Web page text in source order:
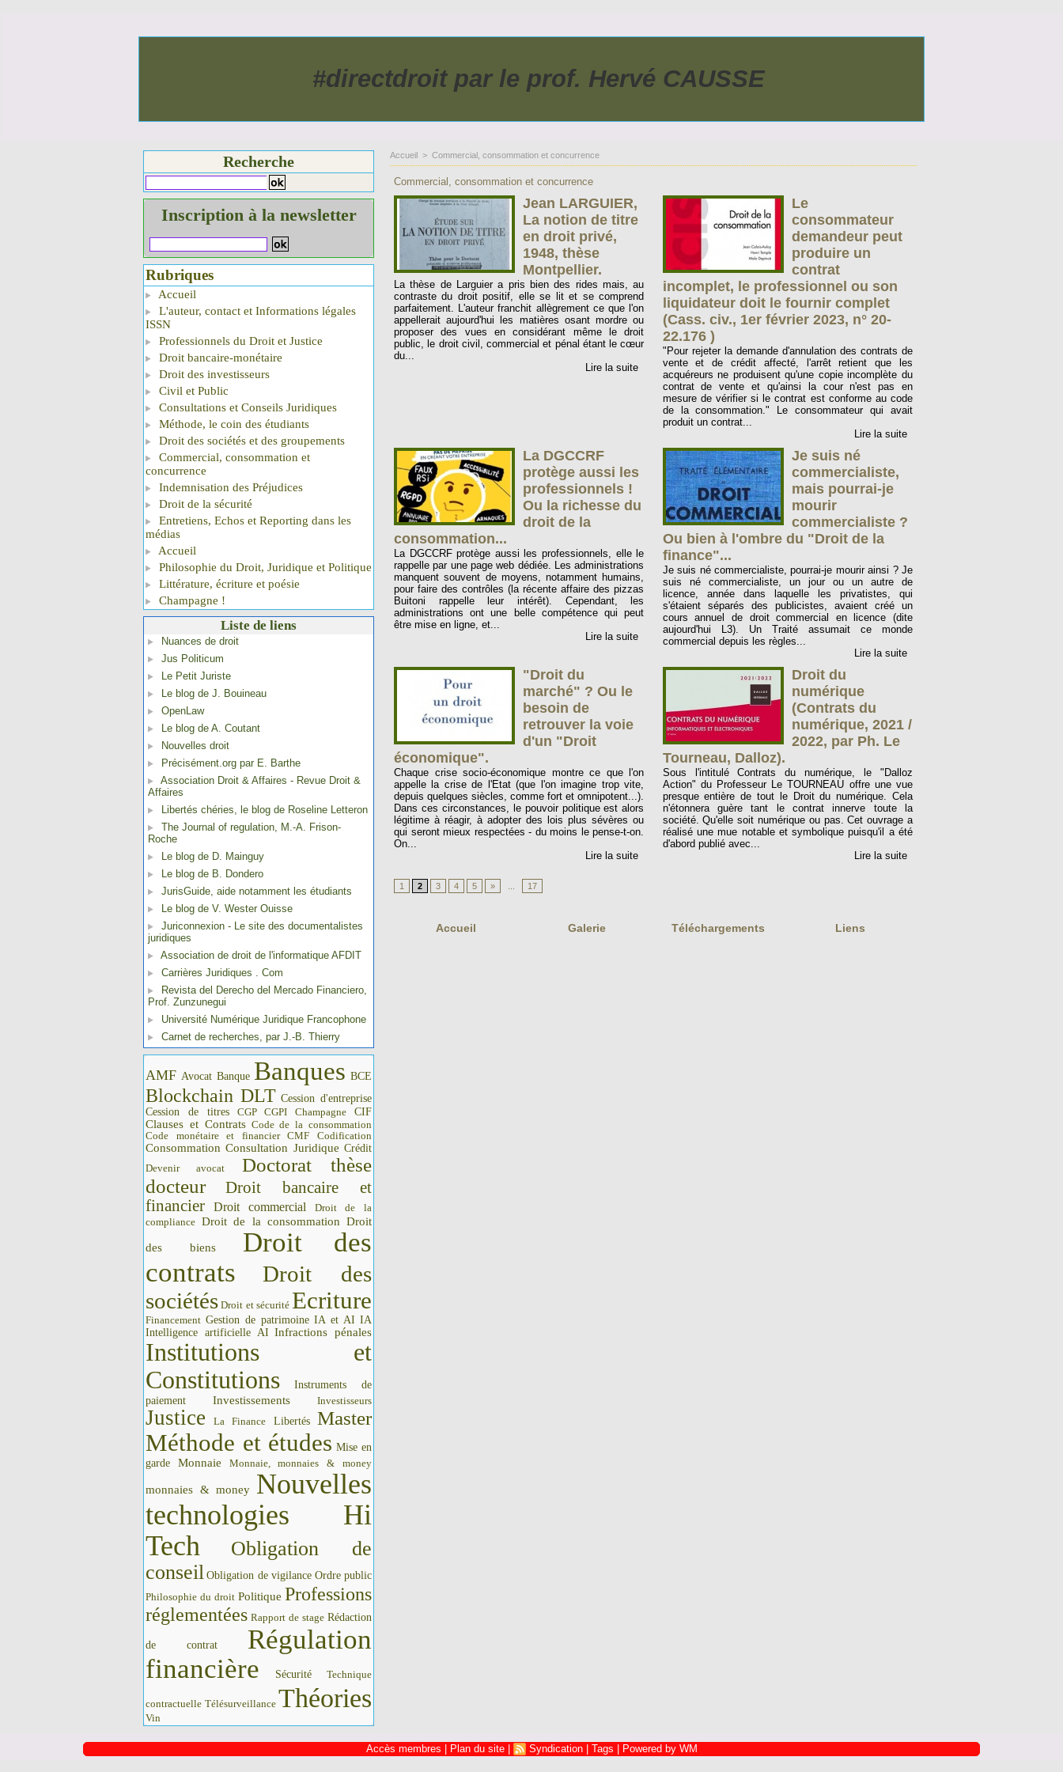
#directdroit par le prof. Hervé CAUSSE
Recherche
Inscription à la newsletter
Rubriques
Accueil
L'auteur, contact et Informations légales
ISSN
Professionnels du Droit et Justice
Droit bancaire-monétaire
Droit des investisseurs
Civil et Public
Consultations et Conseils Juridiques
Méthode, le coin des étudiants
Droit des sociétés et des groupements
Commercial, consommation et
concurrence
Indemnisation des Préjudices
Droit de la sécurité
Entretiens, Echos et Reporting dans les
médias
Accueil
Philosophie du Droit, Juridique et Politique
Littérature, écriture et poésie
Champagne !
Liste de liens
Nuances de droit
Jus Politicum
Le Petit Juriste
Le blog de J. Bouineau
OpenLaw
Le blog de A. Coutant
Nouvelles droit
Précisément.org par E. Barthe
Association Droit & Affaires - Revue Droit &
Affaires
Libertés chéries, le blog de Roseline Letteron
The Journal of regulation, M.-A. Frison-
Roche
Le blog de D. Mainguy
Le blog de B. Dondero
JurisGuide, aide notamment les étudiants
Le blog de V. Wester Ouisse
Juriconnexion - Le site des documentalistes
juridiques
Association de droit de l'informatique AFDIT
Carrières Juridiques . Com
Revista del Derecho del Mercado Financiero,
Prof. Zunzunegui
Université Numérique Juridique Francophone
Carnet de recherches, par J.-B. Thierry
AMF Avocat Banque Banques BCE
Blockchain DLT Cession d'entreprise
Cession de titres
CGP CGPI Champagne CIF
Clauses et Contrats Code de la consommation
Code monétaire et financier CMF
Codification
Consommation Consultation Juridique Crédit
Devenir avocat
Doctorat thèse
docteur
Droit bancaire et
financier
Droit commercial
Droit de la
compliance Droit de la consommation Droit
des biens
Droit des
contrats
Droit des
sociétés Droit et sécurité Ecriture
Financement Gestion de patrimoine IA et AI IA
Intelligence artificielle AI Infractions pénales
Institutions et
Constitutions
Instruments de
paiement
Investissements Investisseurs
Justice La Finance Libertés Master
Méthode et études Mise en
garde
Monnaie Monnaie, monnaies & money
monnaies & money Nouvelles
technologies Hi
Tech
Obligation de
conseil Obligation de vigilance Ordre public
Philosophie du droit Politique Professions
réglementées Rapport de stage Rédaction
de contrat
Régulation
financière
Sécurité Technique
contractuelle Télésurveillance Théories
Vin
Accueil > Commercial, consommation et concurrence
Commercial, consommation et concurrence
Jean LARGUIER,
La notion de titre
en droit privé,
1948, thèse
Montpellier.
La thèse de Larguier a pris bien des rides mais, au
contraste du droit positif, elle se lit et se comprend
parfaitement. L'auteur franchit allègrement ce que l'on
appellerait aujourd'hui les matières osant mordre ou
proposer des vues en considérant même le droit
public, le droit civil, commercial et pénal étant le cœur
du...
Lire la suite
Le
consommateur
demandeur peut
produire un
contrat
incomplet, le professionnel ou son
liquidateur doit le fournir complet
(Cass. civ., 1er février 2023, n° 20-
22.176 )
"Pour rejeter la demande d'annulation des contrats de
vente et de crédit affecté, l'arrêt retient que les
acquéreurs ne produisent qu'une copie incomplète du
contrat de vente et qu'ainsi la cour n'est pas en
mesure de vérifier si le contrat est conforme au code
de la consommation." Le consommateur qui avait
produit un contrat...
Lire la suite
La DGCCRF
protège aussi les
professionnels !
Ou la richesse du
droit de la
consommation...
La DGCCRF protège aussi les professionnels, elle le
rappelle par une page web dédiée. Les administrations
manquent souvent de moyens, notamment humains,
pour faire des contrôles (la récente affaire des pizzas
Buitoni rappelle leur intérêt). Cependant, les
administrations ont une belle compétence qui peut
être mise en ligne, et...
Lire la suite
Je suis né
commercialiste,
mais pourrai-je
mourir
commercialiste ?
Ou bien à l'ombre du "Droit de la
finance"...
Je suis né commercialiste, pourrai-je mourir ainsi ? Je
suis né commercialiste, un jour ou un autre de
licence, année dans laquelle les privatistes, qui
s'étaient séparés des publicistes, avaient créé un
cours annuel de droit commercial en licence (dite
aujourd'hui L3). Un Traité assumait ce monde
commercial depuis les règles...
Lire la suite
"Droit du
marché" ? Ou le
besoin de
retrouver la voie
d'un "Droit
économique".
Chaque crise socio-économique montre ce que l'on
appelle la crise de l'Etat (que l'on imagine trop vite,
depuis quelques siècles, comme fort et omnipotent...).
Dans ces circonstances, le pouvoir politique est alors
légitime à réagir, à adopter des lois plus sévères ou
qui seront mieux respectées - du moins le pense-t-on.
On...
Lire la suite
Droit du
numérique
(Contrats du
numérique, 2021 /
2022, par Ph. Le
Tourneau, Dalloz).
Sous l'intitulé Contrats du numérique, le "Dalloz
Action" du Professeur Le TOURNEAU offre une vue
presque entière de tout le Droit du numérique. Cela
n'étonnera guère tant le contrat innerve toute la
société. Qu'elle soit numérique ou pas. Cet ouvrage a
réalisé une mue notable et symbolique puisqu'il a été
d'abord publié avec...
Lire la suite
1 2 3 4 5 » 17
Accueil Galerie Téléchargements Liens
Accès membres Plan du site Syndication Tags Powered by WM